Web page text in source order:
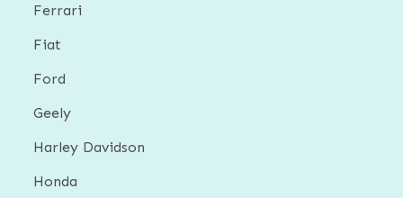
Ferrari
Fiat
Ford
Geely
Harley Davidson
Honda